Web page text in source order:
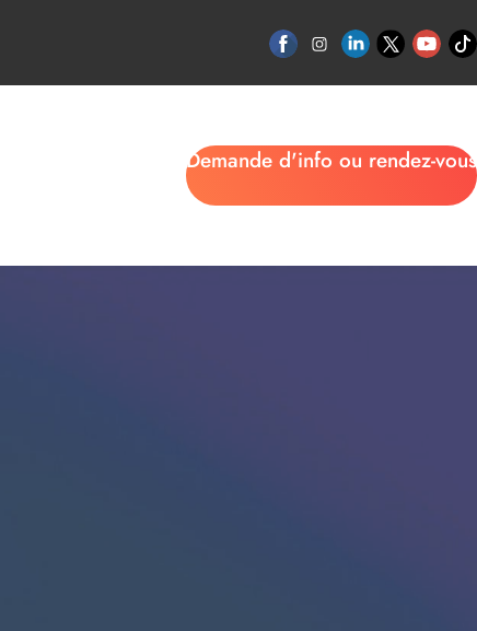
Demande d'info ou rendez-vous